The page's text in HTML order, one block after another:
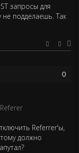
запросы для
не подделаешь. Так
0
Referrer'ы,
должно